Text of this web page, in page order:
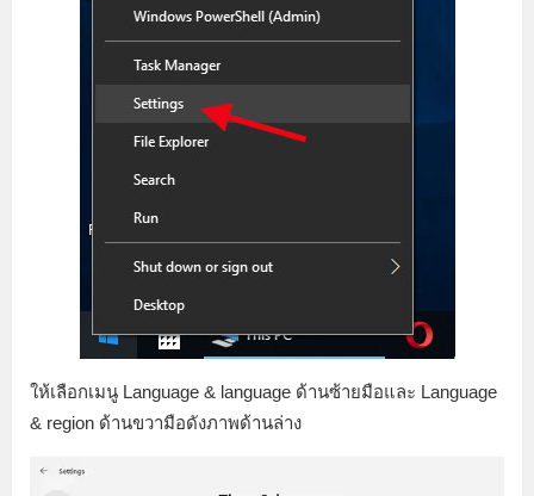
ให้เลือกเมนู Language & language ด้านซ้ายมือและ Language
& region ด้านขวามือดังภาพด้านล่าง